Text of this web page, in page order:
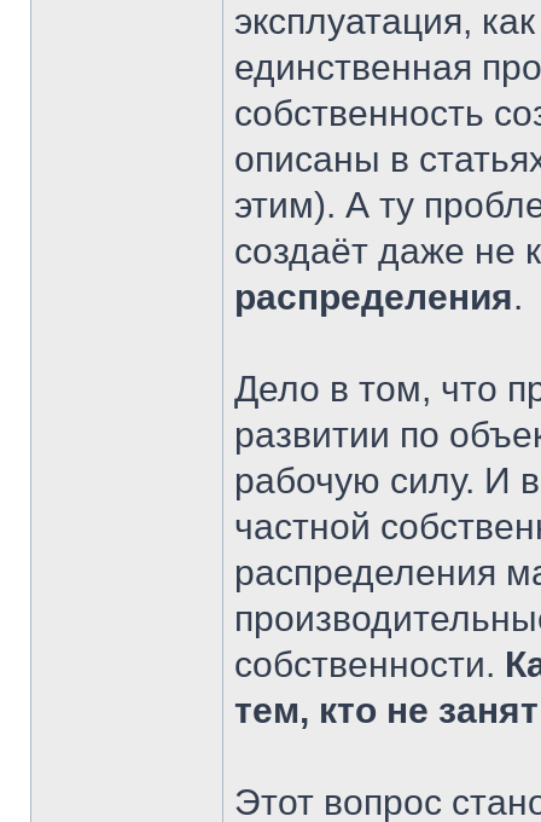
эксплуатация,
единственная
собственность
описаны в
этим). А ту
создаёт даже не
распределения.
Дело в том, что
развитии по
рабочую силу. И
частной
распределения
собственности.
тем, кто не
Этот вопрос